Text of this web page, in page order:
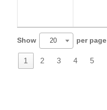
Show 20 per page
1 2 3 4 5